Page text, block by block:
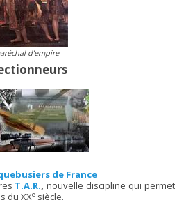
d’empire
de France
T.A.R. nouvelle discipline qui permet
du XXe siècle.